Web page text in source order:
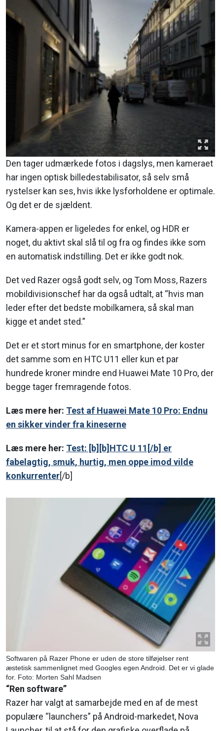
Den tager udmærkede fotos i dagslys, men kameraet
har ingen optisk billedestabilisator, så selv små
rystelser kan ses, hvis ikke lysforholdene er optimale.
Og det er de sjældent.
Kamera-appen er ligeledes for enkel, og HDR er
noget, du aktivt skal slå til og fra og findes ikke som
en automatisk indstilling. Det er ikke godt nok.
Det ved Razer også godt selv, og Tom Moss, Razers
mobildivisionschef har da også udtalt, at “hvis man
leder efter det bedste mobilkamera, så skal man
kigge et andet sted.”
Det er et stort minus for en smartphone, der koster
det samme som en HTC U11 eller kun et par
hundrede kroner mindre end Huawei Mate 10 Pro, der
begge tager fremragende fotos.
Læs mere her: Test af Huawei Mate 10 Pro: Endnu
en sikker vinder fra kineserne
Læs mere her: Test: [b][b]HTC U 11[/b] er
fabelagtig, smuk, hurtig, men oppe imod vilde
konkurrenter[/b]
Softwaren på Razer Phone er uden de store tilføjelser rent
æstetisk sammenlignet med Googles egen Android. Det er vi glade
for. Foto: Morten Sahl Madsen
“Ren software”
Razer har valgt at samarbejde med en af de mest
populære “launchers” på Android-markedet, Nova